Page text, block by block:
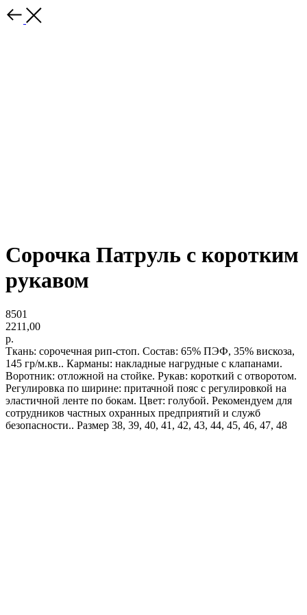
Сорочка Патруль с коротким
рукавом
8501
2211,00
р.
Ткань: сорочечная рип-стоп. Состав: 65% ПЭФ, 35% вискоза,
145 гр/м.кв.. Карманы: накладные нагрудные с клапанами.
Воротник: отложной на стойке. Рукав: короткий с отворотом.
Регулировка по ширине: притачной пояс с регулировкой на
эластичной ленте по бокам. Цвет: голубой. Рекомендуем для
сотрудников частных охранных предприятий и служб
безопасности.. Размер 38, 39, 40, 41, 42, 43, 44, 45, 46, 47, 48